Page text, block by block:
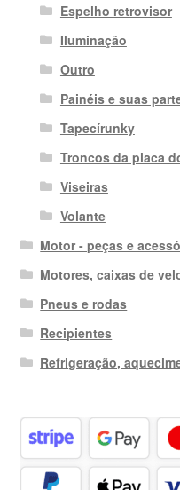
Espelho retrovisor
Iluminação
Outro
Painéis e suas
Tapecírunky
Troncos da placa
Viseiras
Volante
Motor - peças e
Motores, caixas de
Pneus e rodas
Recipientes
Refrigeração,